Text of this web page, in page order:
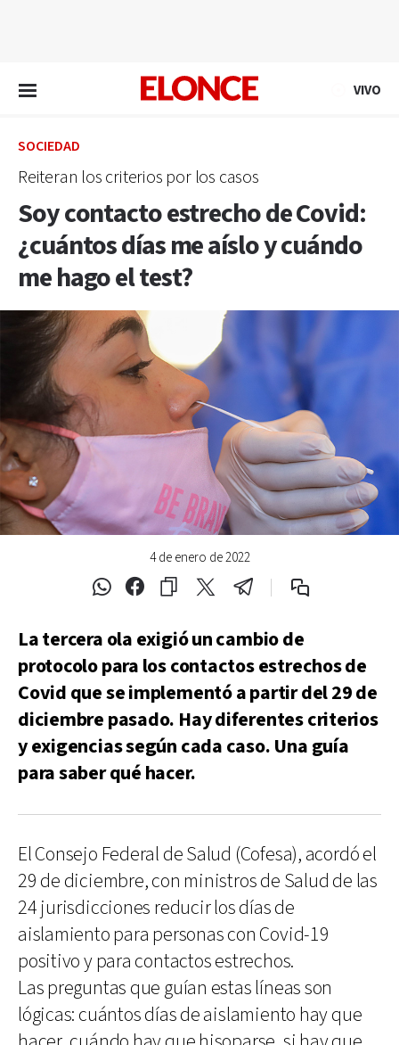
VIVO
SOCIEDAD
Reiteran los criterios por los casos
Soy contacto estrecho de Covid:
¿cuántos días me aíslo y cuándo
me hago el test?
4 de enero de 2022
La tercera ola exigió un cambio de
protocolo para los contactos estrechos de
Covid que se implementó a partir del 29 de
diciembre pasado. Hay diferentes criterios
y exigencias según cada caso. Una guía
para saber qué hacer.
El Consejo Federal de Salud (Cofesa), acordó el
29 de diciembre, con ministros de Salud de las
24 jurisdicciones reducir los días de
aislamiento para personas con Covid-19
positivo y para contactos estrechos.
Las preguntas que guían estas líneas son
lógicas: cuántos días de aislamiento hay que